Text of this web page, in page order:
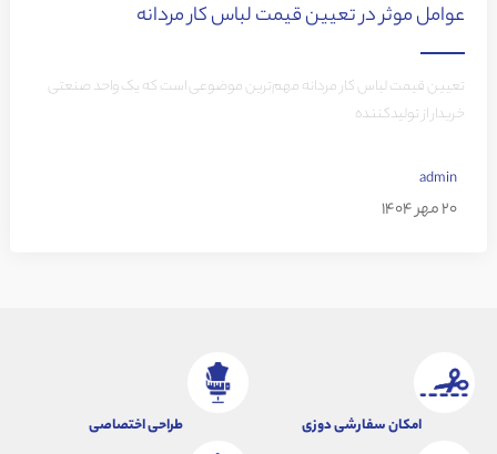
عوامل موثر در تعیین قیمت لباس کار مردانه
تعیین قیمت لباس کار مردانه مهم‌ترین موضوعی است که یک واحد صنعتی
خریدار از تولیدکننده
admin
20 مهر 1404
امکان سفارشی دوزی طراحی اختصاصی